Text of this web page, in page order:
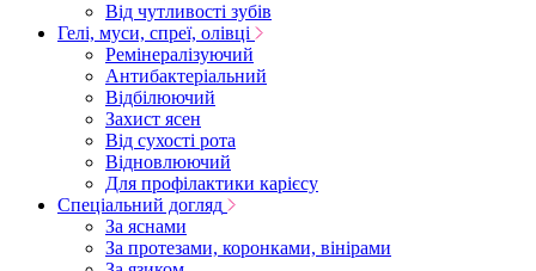
Від чутливості зубів
Гелі, муси, спреї, олівці
Ремінералізуючий
Антибактеріальний
Відбілюючий
Захист ясен
Від сухості рота
Відновлюючий
Для профілактики карієсу
Спеціальний догляд
За яснами
За протезами, коронками, вінірами